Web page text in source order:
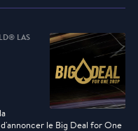
LAS
le Big Deal for One